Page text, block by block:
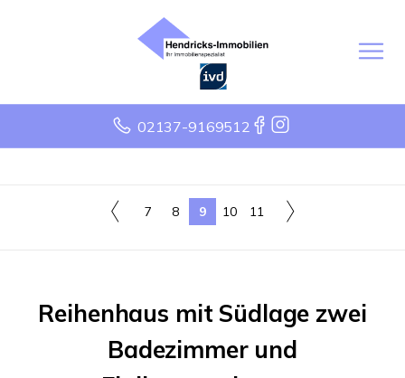
02137-9169512
7 8 9 10 11
Reihenhaus mit Südlage zwei
Badezimmer und